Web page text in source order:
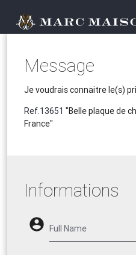
Message
Je voudrais connaitre le(s)
Ref.13651 "Belle plaque de
France"
Informations
account_circle Full Name